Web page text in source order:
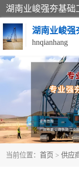
湖南业峻强
hnqianhang
当前位置： 首页 > 供应
强夯施工案例
强夯施工工程
强夯队伍